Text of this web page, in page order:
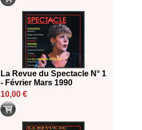
La Revue du Spectacle N° 1
- Février Mars 1990
10,00 €